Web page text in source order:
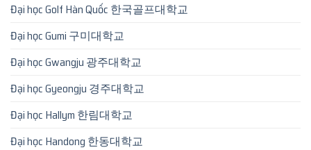
Đại học Golf Hàn Quốc 한국골프대학교
Đại học Gumi 구미대학교
Đại học Gwangju 광주대학교
Đại học Gyeongju 경주대학교
Đại học Hallym 한림대학교
Đại học Handong 한동대학교